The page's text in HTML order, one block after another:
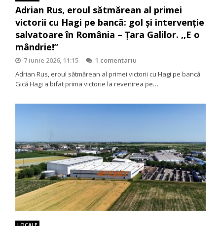
Adrian Rus, eroul sătmărean al primei
victorii cu Hagi pe bancă: gol și intervenție
salvatoare în România – Țara Galilor. ,,E o
mândrie!”
7 iunie 2026, 11:15
1 comentariu
Adrian Rus, eroul sătmărean al primei victorii cu Hagi pe bancă.
Gică Hagi a bifat prima victorie la revenirea pe…